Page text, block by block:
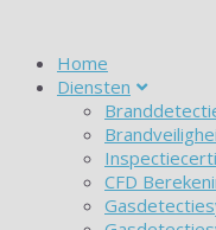
Home
Diensten
CFD